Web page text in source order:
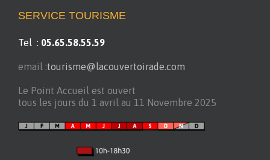
SERVICE TOURISME
Tel : 05.65.58.55.59
email :tourisme@lacouvertoirade.com
Le Point Accueil est ouvert
tous les jours du 1 avril au 11 Novembre 2025